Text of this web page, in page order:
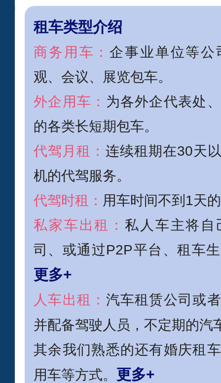
租车类型介绍
商务用车：企事业单位等公
观、会议、展览包车。
外企用车： 为各外企代表处
的各类长短期包车。
代驾月租： 连续租期在30天
机的代驾服务。
代驾时租： 用车时间不到1天
私家车出租：私人车主将自
司、或通过P2P平台、租车
更多+
人车出租： 汽车租赁公司或
并配备驾驶人员，不定期的汽
其余我们熟悉的还有婚庆租
用车等方式。 更多+